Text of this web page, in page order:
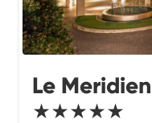
Le
★★★★★